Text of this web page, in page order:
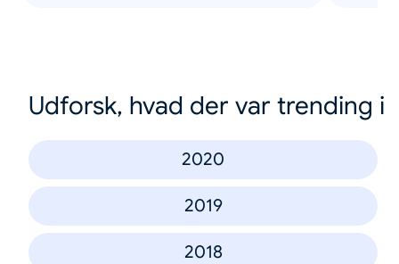
Udforsk, hvad der var trending i
2020
2019
2018